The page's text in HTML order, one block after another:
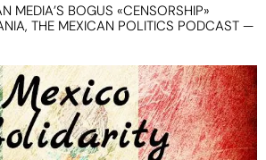
MEDIA’S BOGUS «CENSORSHIP»
THE MEXICAN POLITICS PODCAST —